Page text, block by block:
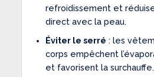
refroidissement et
direct avec la peau.
Éviter le serré : les
corps empêchent
et favorisent la surchauffe.